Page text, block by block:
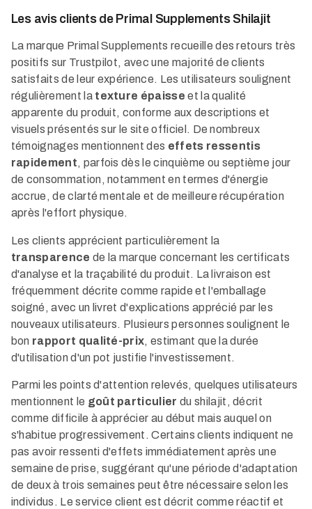
Les avis clients de Primal Supplements Shilajit
La marque Primal Supplements recueille des retours très
positifs sur Trustpilot, avec une majorité de clients
satisfaits de leur expérience. Les utilisateurs soulignent
régulièrement la texture épaisse et la qualité
apparente du produit, conforme aux descriptions et
visuels présentés sur le site officiel. De nombreux
témoignages mentionnent des effets ressentis
rapidement, parfois dès le cinquième ou septième jour
de consommation, notamment en termes d'énergie
accrue, de clarté mentale et de meilleure récupération
après l'effort physique.​
Les clients apprécient particulièrement la
transparence de la marque concernant les certificats
d'analyse et la traçabilité du produit. La livraison est
fréquemment décrite comme rapide et l'emballage
soigné, avec un livret d'explications apprécié par les
nouveaux utilisateurs. Plusieurs personnes soulignent le
bon rapport qualité-prix, estimant que la durée
d'utilisation d'un pot justifie l'investissement.​
Parmi les points d'attention relevés, quelques utilisateurs
mentionnent le goût particulier du shilajit, décrit
comme difficile à apprécier au début mais auquel on
s'habitue progressivement. Certains clients indiquent ne
pas avoir ressenti d'effets immédiatement après une
semaine de prise, suggérant qu'une période d'adaptation
de deux à trois semaines peut être nécessaire selon les
individus. Le service client est décrit comme réactif et